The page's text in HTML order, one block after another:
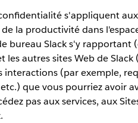
s'appliquent
la productivité dans
bureau Slack s'y rapportant
les autres sites Web de
(par exemple,
que vous pourriez avoir
pas aux services, aux